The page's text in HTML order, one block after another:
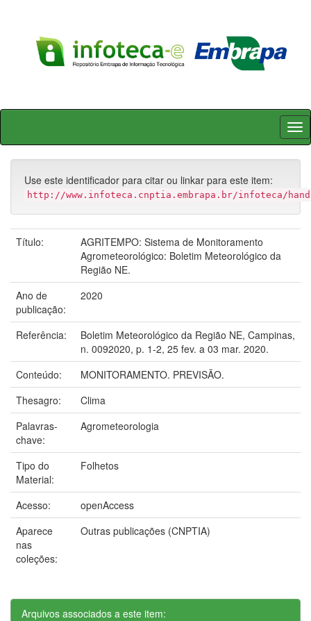
Skip
Use este identificador para citar ou linkar para este item:
http://www.infoteca.cnptia.embrapa.br/infoteca/
Título:
AGRITEMPO: Sistema de Monitoramento
Agrometeorológico: Boletim Meteorológico da
Região NE.
Ano de
publicação:
2020
Referência:
Boletim Meteorológico da Região NE, Campinas,
n. 0092020, p. 1-2, 25 fev. a 03 mar. 2020.
Conteúdo:
MONITORAMENTO. PREVISÃO.
Thesagro:
Clima
Palavras-
chave:
Agrometeorologia
Tipo do
Material:
Folhetos
Acesso:
openAccess
Aparece
nas
coleções:
Outras publicações (CNPTIA)
Arquivos associados a este item: